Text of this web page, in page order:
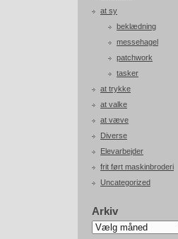
at sy
beklædning
messehagel
patchwork
tasker
at trykke
at valke
at væve
Diverse
Elevarbejder
frit ført maskinbroderi
Uncategorized
Arkiv
Arkiv